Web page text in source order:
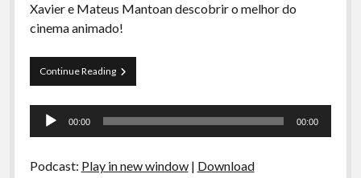
Preliminares
Xavier e Mateus Mantoan descobrir o melhor do
cinema animado!
Continue ReadingCurva
de
–
Melhores
Tocador
00:00 00:00
Podcast: Play in new window| Download